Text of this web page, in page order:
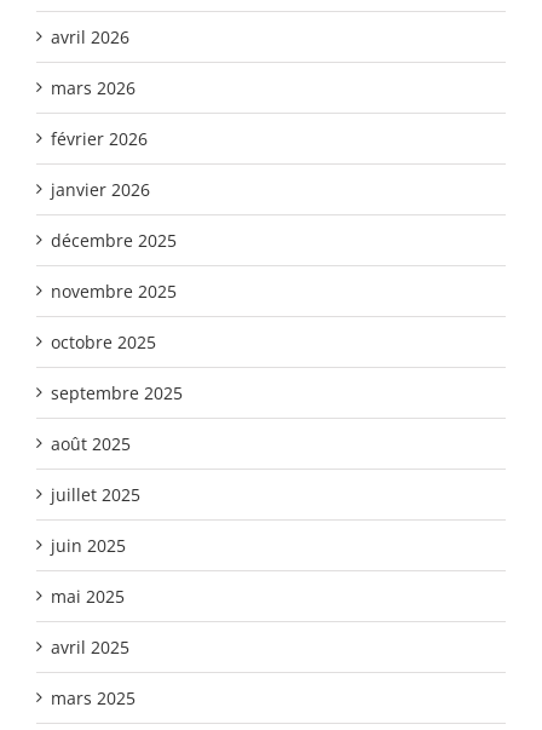
avril 2026
mars 2026
février 2026
janvier 2026
décembre 2025
novembre 2025
octobre 2025
septembre 2025
août 2025
juillet 2025
juin 2025
mai 2025
avril 2025
mars 2025